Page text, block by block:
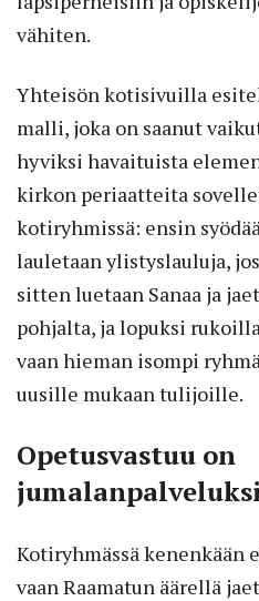
vähiten.
Yhteisön kotisivuilla
malli, joka on saanut
hyviksi havaituista
kirkon periaatteita
kotiryhmissä: ensin
lauletaan ylistyslauluja,
sitten luetaan Sanaa ja
pohjalta, ja lopuksi
vaan hieman isompi
uusille mukaan tulijoille.
Opetusvastuu on
Kotiryhmässä kenenkään
vaan Raamatun äärellä